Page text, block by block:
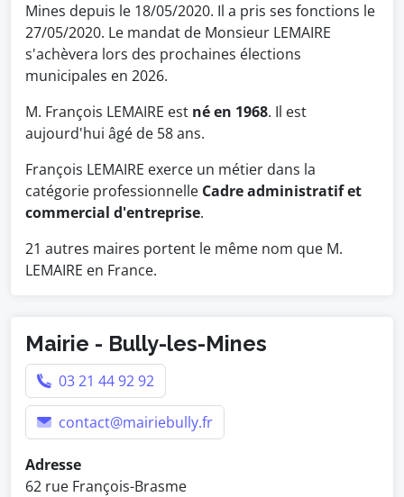
Mines depuis le 18/05/2020. Il a pris ses fonctions le
27/05/2020. Le mandat de Monsieur LEMAIRE
s'achèvera lors des prochaines élections
municipales en 2026.
M. François LEMAIRE est né en 1968. Il est
aujourd'hui âgé de 58 ans.
François LEMAIRE exerce un métier dans la
catégorie professionnelle Cadre administratif et
commercial d'entreprise.
21 autres maires portent le même nom que M.
LEMAIRE en France.
Mairie - Bully-les-Mines
03 21 44 92 92
contact@mairiebully.fr
Adresse
62 rue François-Brasme